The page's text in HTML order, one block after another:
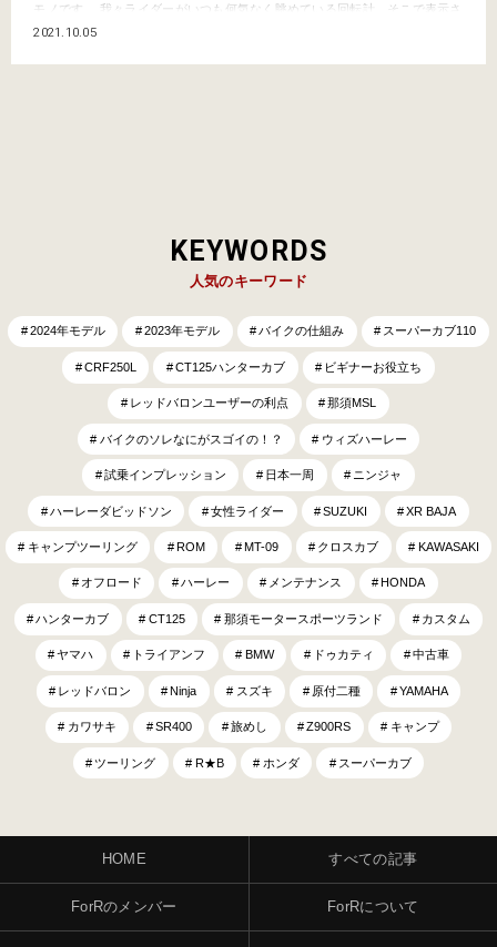
モノです。 我々ライダーがいつも何気なく眺めている回転計、そこで表示さ
れている数字の単位がrpm（アールピーエム）だということは、当然ご存じ
mi…
2021.10.05
KEYWORDS
人気のキーワード
2024年モデル 2023年モデル バイクの仕組み スーパーカブ110
CRF250L CT125ハンターカブ ビギナーお役立ち
レッドバロンユーザーの利点 那須MSL
バイクのソレなにがスゴイの！？ ウィズハーレー
試乗インプレッション 日本一周 ニンジャ
ハーレーダビッドソン 女性ライダー SUZUKI XR BAJA
キャンプツーリング ROM MT-09 クロスカブ KAWASAKI
オフロード ハーレー メンテナンス HONDA
ハンターカブ CT125 那須モータースポーツランド カスタム
ヤマハ トライアンフ BMW ドゥカティ 中古車
レッドバロン Ninja スズキ 原付二種 YAMAHA
カワサキ SR400 旅めし Z900RS キャンプ
ツーリング R★B ホンダ スーパーカブ
HOME すべての記事
ForRのメンバー ForRについて